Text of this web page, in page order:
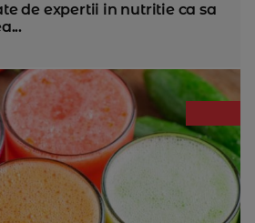
de expertii in nutritie ca sa